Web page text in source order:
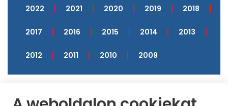
2022 2021 2020 2019 2018
2017 2016 2015 2014 2013
2012 2011 2010 2009